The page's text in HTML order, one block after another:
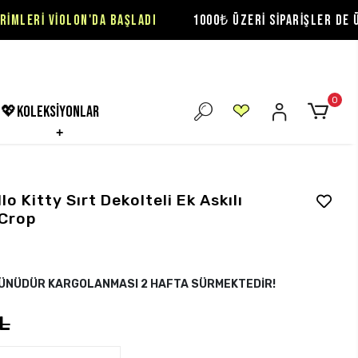
BAŞLADI 1000₺ ÜZERİ SİPARİŞLER DE ÜCRETSİZ
💖koleksiyonlar
0
Kitty Sırt Dekolteli Ek Askılı
KARGOLANMASI 2 HAFTA SÜRMEKTEDİR!